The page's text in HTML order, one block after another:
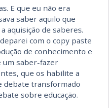
E que eu não era
saber aquilo que
aquisição de saberes.
com o copy paste
de conhecimento e
um saber-fazer
que os habilite a
debate transformado
sobre educação.